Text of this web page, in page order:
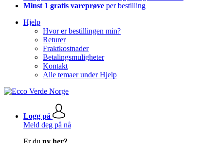
Minst 1 gratis vareprøve per bestilling
Hjelp
Hvor er bestillingen min?
Returer
Fraktkostnader
Betalingsmuligheter
Kontakt
Alle temaer under Hjelp
Logg på
Meld deg på nå
Er du ny her?